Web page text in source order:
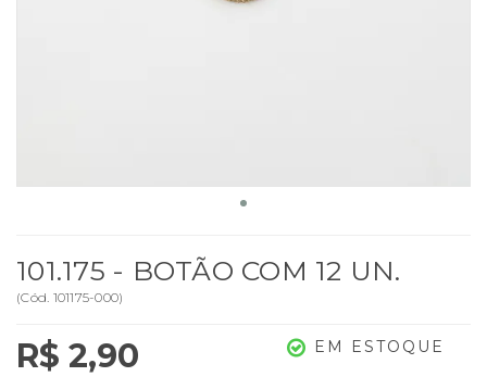
101.175 - BOTÃO COM 12 UN.
(Cód. 101175-000)
R$ 2,90 EM ESTOQUE